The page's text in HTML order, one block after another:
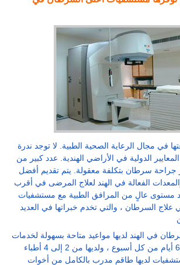
في مجال الرعاية الصحية الطبية. لا توجد ندرة
الدولية في الأراضي الهندية. عدد كبير من
جراحة سرطان بتكلفة معقولة. يتم تقديم أفضل
الفعالة في الهند لعلاج المرضى في أقرب
مستوى عالٍ من المرافق الطبية مع مستشفيات
السرطان ، والتي تخدم خبراتها في العديد
في الهند لديها مواعيد متاحة بسهولة لخدمات
العيادات الخارجية كل 6 أيام من كل أسبوع ، ولديها من 2 إلى 4 أطباء
لديها طاقم مدرب بالكامل من أخوات